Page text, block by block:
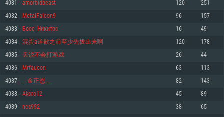
그래픽 카드: DirectX 11 이상을 지원하는 AMD Radeon 77XX / NVIDIA
GeForce GT 660. 최소 사양 해상도: 720p
네트워크: 브로드밴드 인터넷
여유 저장 공간: 22.1 GB (최소 클라이언트)
권장 사양
그래픽 카드: Metal 을 지원하는 Intel Iris Pro 5200 (Mac), 혹은 이와 비슷한 성
능을 가지는 Mac 버전의 AMD/Nvidia. 최소 해상도: 720p
네트워크: 브로드밴드 인터넷
여유 저장 공간: 22.1 GB (최소 클라이언트)
권장 사양
그래픽 카드: Vulkan 을 지원하고, 최신 그래픽 드라이버를 지원하는 NVIDIA
660 (6개월 미만) 혹은 그와 동급의 성능을 가지며 최신 그래픽 드라이버를 지
원하는 AMD (6개월 미만; 최소사양 지원 해상도 720p)
네트워크: 브로드밴드 인터넷
여유 저장 공간: 22.1 GB (최소 클라이언트)
권장 사양
운영체제: Ubuntu 20.04 64bit
프로세서: Intel Core i7
메모리: 16 GB
4031 amorbidbeast 120 251
4032 MetalFalcon9 96 157
4033 Босс_Никитос 16 49
4034 混蛋a道歉之前至少先拔出来啊 120 178
4035 天锐不会打游戏 26 44
4036 Mrfaucon 63 113
4037 __金正恩__ 82 143
4038 Akoro12 45 89
4039 ncs992 38 65